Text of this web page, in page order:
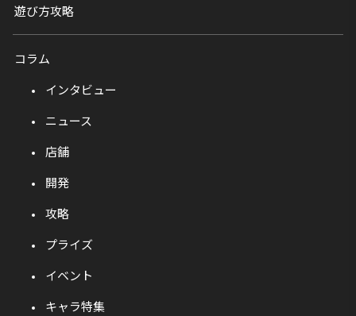
遊び方攻略
コラム
インタビュー
ニュース
店舗
開発
攻略
プライズ
イベント
キャラ特集